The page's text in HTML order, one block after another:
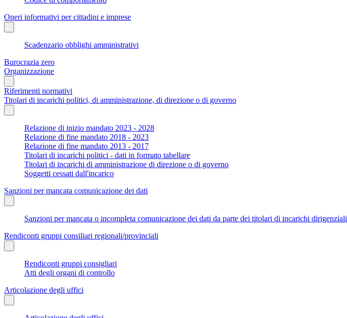
Oneri informativi per cittadini e imprese
Scadenzario obblighi amministrativi
Burocrazia zero
Organizzazione
Riferimenti normativi
Titolari di incarichi politici, di amministrazione, di direzione o di governo
Relazione di inizio mandato 2023 - 2028
Relazione di fine mandato 2018 - 2023
Relazione di fine mandato 2013 - 2017
Titolari di incarichi politici - dati in formato tabellare
Titolari di incarichi di amministrazione di direzione o di governo
Soggetti cessati dall'incarico
Sanzioni per mancata comunicazione dei dati
Sanzioni per mancata o incompleta comunicazione dei dati da parte dei titolari di incarichi dirigenziali
Rendiconti gruppi consiliari regionali/provinciali
Rendiconti gruppi consigliari
Atti degli organi di controllo
Articolazione degli uffici